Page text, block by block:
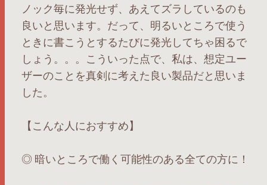
ノック毎に発光せず、あえてズラしているのも
良いと思います。だって、明るいところで使う
ときに書こうとするたびに発光してちゃ困るで
しょう。。。こういった点で、私は、想定ユー
ザーのことを真剣に考えた良い製品だと思いま
した。
【こんな人におすすめ】
◎ 暗いところで働く可能性のある全ての方に！